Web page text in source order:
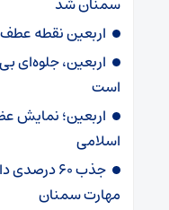
اربعین نقطه
اربعین، جلوه‌ای
است
اربعین؛ نمایش
اسلامی
جذب ۶۰
مهارت سمنان